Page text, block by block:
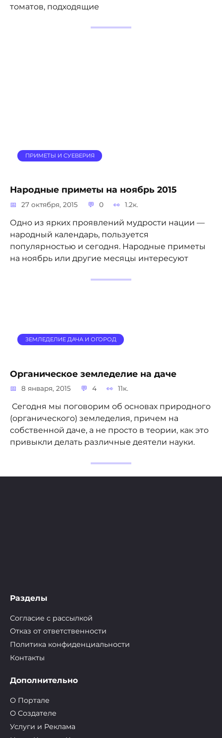
томатов, подходящие
ПРИМЕТЫ И СУЕВЕРИЯ
Народные приметы на ноябрь 2015
27 октября, 2015 0 1.2к.
Одно из ярких проявлений мудрости нации —
народный календарь, пользуется
популярностью и сегодня. Народные приметы
на ноябрь или другие месяцы интересуют
ЗЕМЛЕДЕЛИЕ ДАЧА И ОГОРОД
Органическое земледелие на даче
8 января, 2015 4 11к.
Сегодня мы поговорим об основах природного
(органического) земледелия, причем на
собственной даче, а не просто в теории, как это
привыкли делать различные деятели науки.
Разделы
Согласие с рассылкой
Отказ от ответственности
Политика конфиденциальности
Контакты
Дополнительно
О Портале
О Cоздателе
Услуги и Реклама